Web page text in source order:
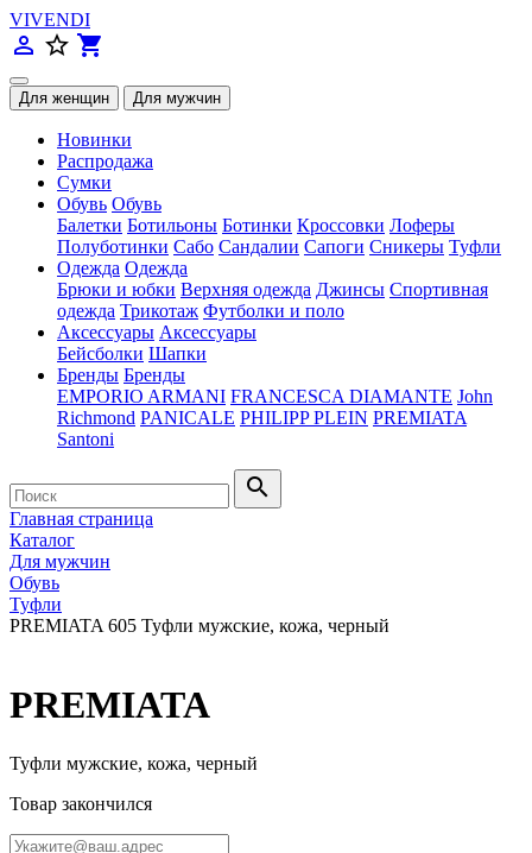
VIVENDI
person_outline star_border shopping_cart
Новинки
Распродажа
Сумки
Обувь Обувь
Балетки Ботильоны Ботинки Кроссовки Лоферы
Полуботинки Сабо Сандалии Сапоги Сникеры Туфли
Одежда Одежда
Брюки и юбки Верхняя одежда Джинсы Спортивная
одежда Трикотаж Футболки и поло
Аксессуары Аксессуары
Бейсболки Шапки
Бренды Бренды
EMPORIO ARMANI FRANCESCA DIAMANTE John
Richmond PANICALE PHILIPP PLEIN PREMIATA
Santoni
search
Главная страница
Каталог
Для мужчин
Обувь
Туфли
PREMIATA 605 Туфли мужские, кожа, черный
PREMIATA
Туфли мужские, кожа, черный
Товар закончился